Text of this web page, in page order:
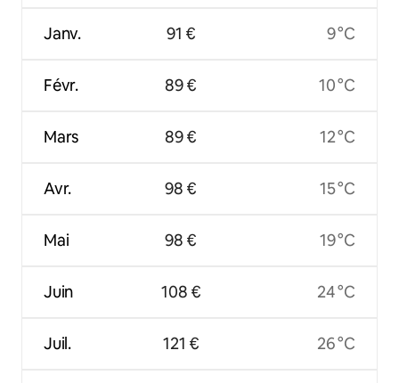
Janv.
Févr.
Mars
Avr.
Mai
Juin
Juil.
91 €
89 €
89 €
98 €
98 €
108 €
121 €
9 °C
10 °C
12 °C
15 °C
19 °C
24 °C
26 °C